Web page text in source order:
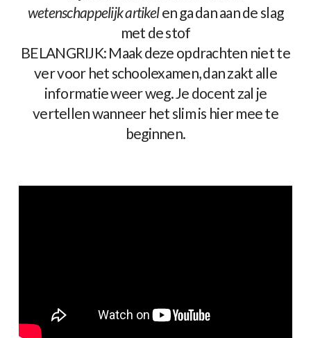
wetenschappelijk artikelen ga dan aan de slag
met de stof
BELANGRIJK: Maak deze opdrachten niet te
ver voor het schoolexamen, dan zakt alle
informatie weer weg. Je docent zal je
vertellen wanneer het slim is hier mee te
beginnen.